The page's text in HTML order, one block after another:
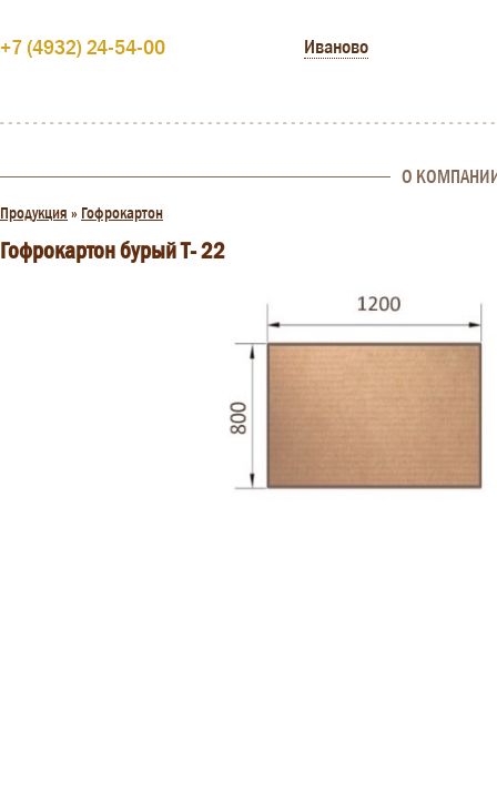
+7 (4932) 24-54-00 Иваново
О
Продукция » Гофрокартон
Гофрокартон бурый Т- 22